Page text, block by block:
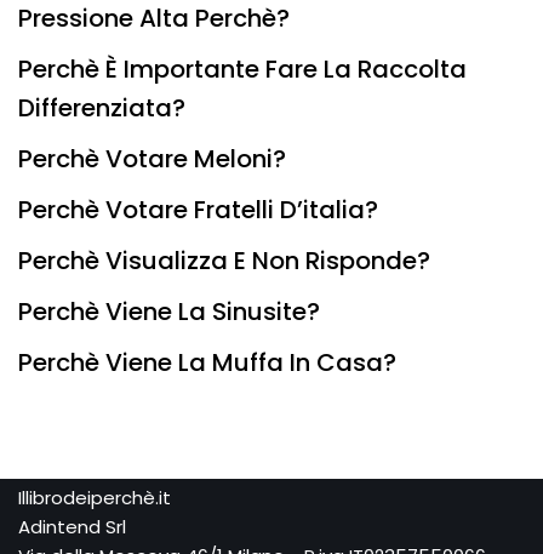
Pressione Alta Perchè?
Perchè È Importante Fare La Raccolta
Differenziata?
Perchè Votare Meloni?
Perchè Votare Fratelli D’italia?
Perchè Visualizza E Non Risponde?
Perchè Viene La Sinusite?
Perchè Viene La Muffa In Casa?
Illibrodeiperchè.it
Adintend Srl